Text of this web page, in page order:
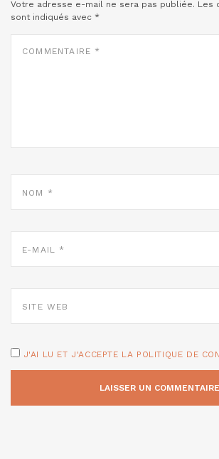
Votre adresse e-mail ne sera pas publiée. Les
sont indiqués avec *
MAIL
WEB
J'AI LU ET J'ACCEPTE LA POLITIQUE DE